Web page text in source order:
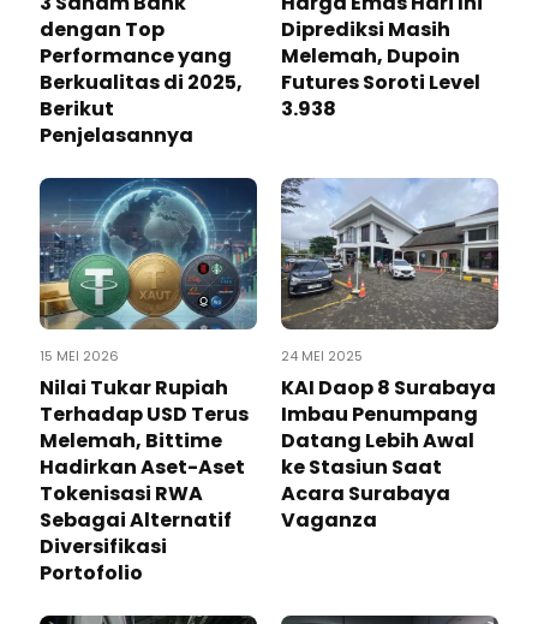
dengan Top
Performance yang
Berkualitas di 2025,
Berikut
Penjelasannya
Diprediksi Masih
Melemah, Dupoin
Futures Soroti Level
3.938
15 MEI 2026
Nilai Tukar Rupiah
Terhadap USD Terus
Melemah, Bittime
Hadirkan Aset-Aset
Tokenisasi RWA
Sebagai Alternatif
Diversifikasi
Portofolio
24 MEI 2025
KAI Daop 8 Surabaya
Imbau Penumpang
Datang Lebih Awal
ke Stasiun Saat
Acara Surabaya
Vaganza